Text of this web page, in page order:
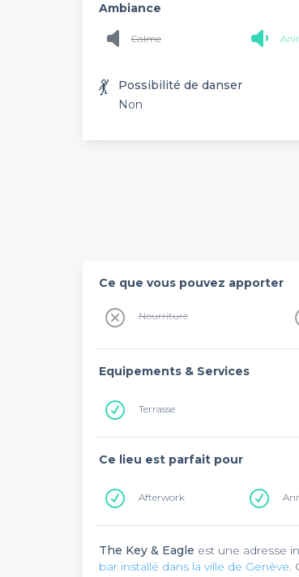
Ambiance
Calme
💃
Possibilité de danser
Non
Ce que vous pouvez apporter
Nourriture
Equipements & Services
Terrasse
Ce lieu est parfait pour
Afterwork
The Key & Eagle est une adresse
bar installé dans la ville de Genève.